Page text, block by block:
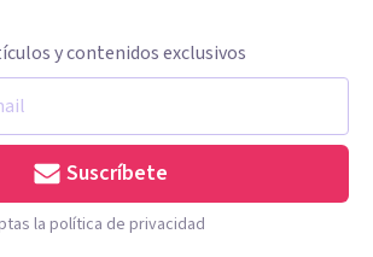
y contenidos exclusivos
Suscríbete
la política de privacidad